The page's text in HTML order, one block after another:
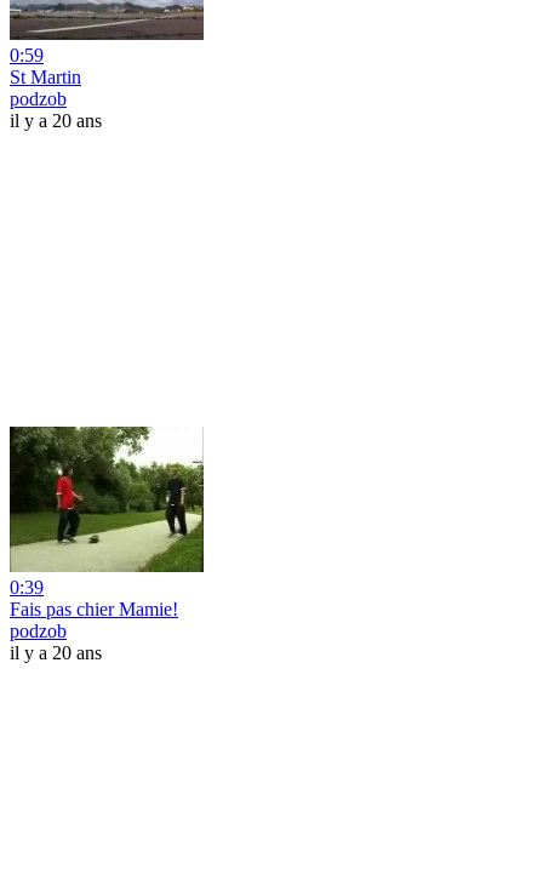
0:59
St Martin
podzob
il y a 20 ans
0:39
Fais pas chier Mamie!
podzob
il y a 20 ans